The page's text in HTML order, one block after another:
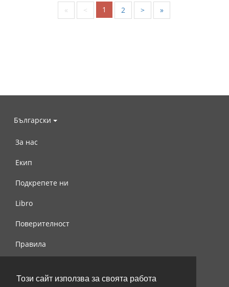
Този сайт използва за своята работа
« < 1 2 > »
Български
За нас
Екип
Подкрепете ни
Libro
Поверителност
Правила